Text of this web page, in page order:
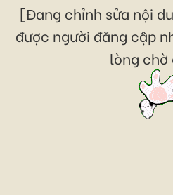
[Đang chỉnh sửa nội
được người đăng cập
lòng chờ